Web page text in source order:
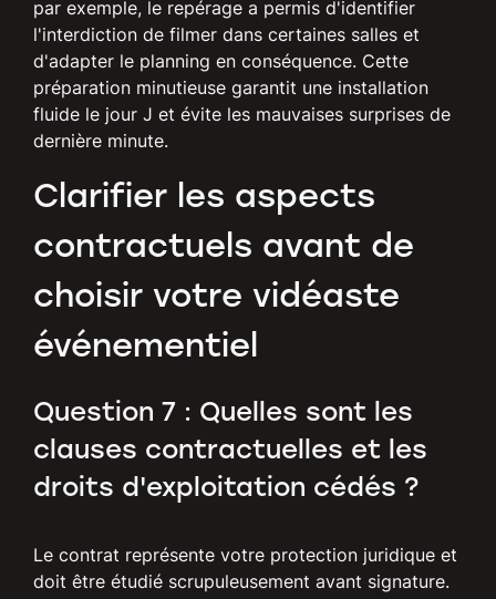
par exemple, le repérage a permis d'identifier
l'interdiction de filmer dans certaines salles et
d'adapter le planning en conséquence. Cette
préparation minutieuse garantit une installation
fluide le jour J et évite les mauvaises surprises de
dernière minute.
Clarifier les aspects
contractuels avant de
choisir votre vidéaste
événementiel
Question 7 : Quelles sont les
clauses contractuelles et les
droits d'exploitation cédés ?
Le contrat représente votre protection juridique et
doit être étudié scrupuleusement avant signature.